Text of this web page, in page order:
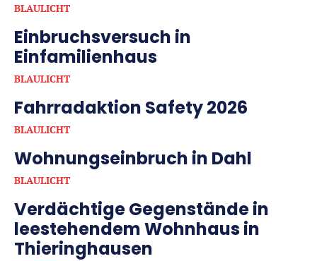
BLAULICHT
Einbruchsversuch in
Einfamilienhaus
BLAULICHT
Fahrradaktion Safety 2026
BLAULICHT
Wohnungseinbruch in Dahl
BLAULICHT
Verdächtige Gegenstände in
leestehendem Wohnhaus in
Thieringhausen